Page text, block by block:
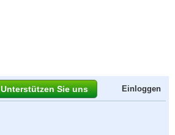
Unterstützen Sie uns Einloggen